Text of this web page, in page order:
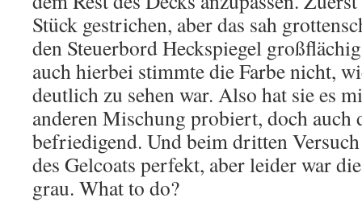
Stück gestrichen, aber das sah
den Steuerbord Heckspiegel
auch hierbei stimmte die Farbe nicht,
deutlich zu sehen war. Also hat sie es
anderen Mischung probiert, doch auch
befriedigend. Und beim dritten
des Gelcoats perfekt, aber leider war
grau. What to do?